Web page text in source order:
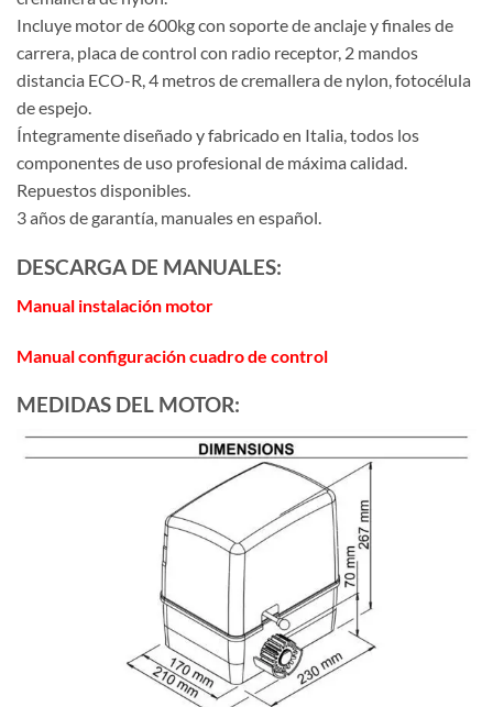
Incluye motor de 600kg con soporte de anclaje y finales de
carrera, placa de control con radio receptor, 2 mandos
distancia ECO-R, 4 metros de cremallera de nylon, fotocélula
de espejo.
Íntegramente diseñado y fabricado en Italia, todos los
componentes de uso profesional de máxima calidad.
Repuestos disponibles.
3 años de garantía, manuales en español.
DESCARGA DE MANUALES:
Manual instalación motor
Manual configuración cuadro de control
MEDIDAS DEL MOTOR: